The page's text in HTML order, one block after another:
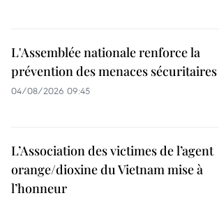
L'Assemblée nationale renforce la
prévention des menaces sécuritaires
04/08/2026 09:45
L’Association des victimes de l’agent
orange/dioxine du Vietnam mise à
l’honneur